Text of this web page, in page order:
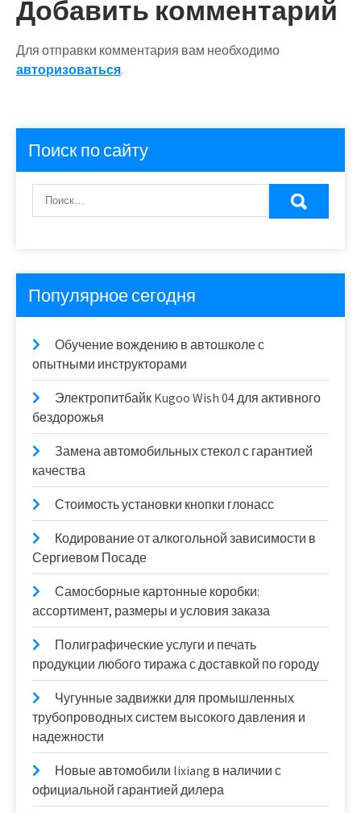
Добавить комментарий
Для отправки комментария вам необходимо
авторизоваться.
Поиск по сайту
Популярное сегодня
Обучение вождению в автошколе с
опытными инструкторами
Электропитбайк Kugoo Wish 04 для активного
бездорожья
Замена автомобильных стекол с гарантией
качества
Стоимость установки кнопки глонасс
Кодирование от алкогольной зависимости в
Сергиевом Посаде
Самосборные картонные коробки:
ассортимент, размеры и условия заказа
Полиграфические услуги и печать
продукции любого тиража с доставкой по городу
Чугунные задвижки для промышленных
трубопроводных систем высокого давления и
надежности
Новые автомобили lixiang в наличии с
официальной гарантией дилера